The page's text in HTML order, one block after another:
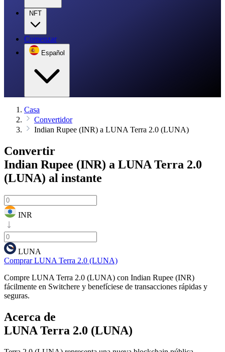
NFT
Comenzar
Español
Casa
Convertidor
Indian Rupee (INR) a LUNA Terra 2.0 (LUNA)
Convertir
Indian Rupee (INR) a LUNA Terra 2.0
(LUNA) al instante
INR
LUNA
Comprar LUNA Terra 2.0 (LUNA)
Compre LUNA Terra 2.0 (LUNA) con Indian Rupee (INR)
fácilmente en Switchere y benefíciese de transacciones rápidas y
seguras.
Acerca de
LUNA Terra 2.0 (LUNA)